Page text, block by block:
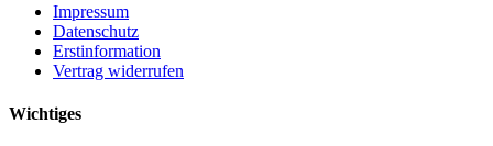
Impressum
Datenschutz
Erstinformation
Vertrag widerrufen
Wichtiges